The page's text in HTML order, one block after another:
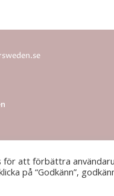
för att förbättra
på “Godkänn”,